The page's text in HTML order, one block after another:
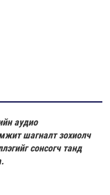
аудио
шагналт зохиолч
сонсогч танд